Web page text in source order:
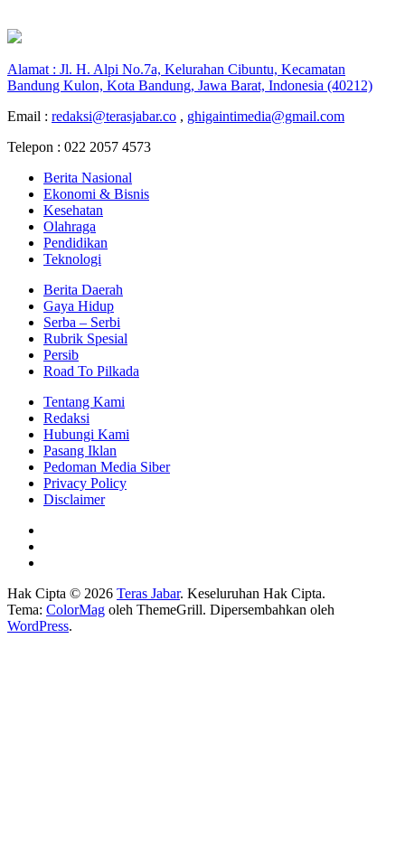
Alamat : Jl. H. Alpi No.7a, Kelurahan Cibuntu, Kecamatan
Bandung Kulon, Kota Bandung, Jawa Barat, Indonesia (40212)
Email : redaksi@terasjabar.co , ghigaintimedia@gmail.com
Telepon : 022 2057 4573
Berita Nasional
Ekonomi & Bisnis
Kesehatan
Olahraga
Pendidikan
Teknologi
Berita Daerah
Gaya Hidup
Serba – Serbi
Rubrik Spesial
Persib
Road To Pilkada
Tentang Kami
Redaksi
Hubungi Kami
Pasang Iklan
Pedoman Media Siber
Privacy Policy
Disclaimer
Hak Cipta © 2026 Teras Jabar. Keseluruhan Hak Cipta.
Tema: ColorMag oleh ThemeGrill. Dipersembahkan oleh
WordPress.